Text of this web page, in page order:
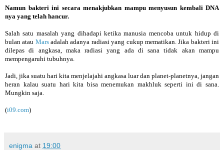
Namun bakteri ini secara menakjubkan mampu menyusun kembali DNA
nya yang telah hancur.
Salah satu masalah yang dihadapi ketika manusia mencoba untuk hidup di
bulan atau Marsadalah adanya radiasi yang cukup mematikan. Jika bakteri ini
dilepas di angkasa, maka radiasi yang ada di sana tidak akan mampu
mempengaruhi tubuhnya.
Jadi, jika suatu hari kita menjelajahi angkasa luar dan planet-planetnya, jangan
heran kalau suatu hari kita bisa menemukan makhluk seperti ini di sana.
Mungkin saja.
(i09.com)
enigma at 19:00